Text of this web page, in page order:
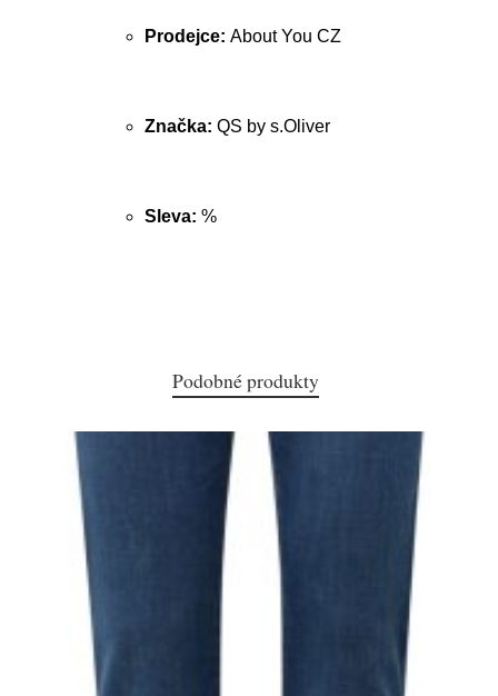
Prodejce: About You CZ
Značka: QS by s.Oliver
Sleva: %
Podobné produkty